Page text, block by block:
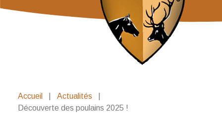
Accueil Actualités
Découverte des poulains 2025 !